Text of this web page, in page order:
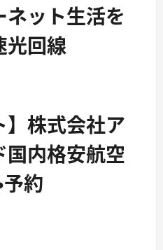
ット生活を
光回線
】株式会社ア
国内格安航空
予約